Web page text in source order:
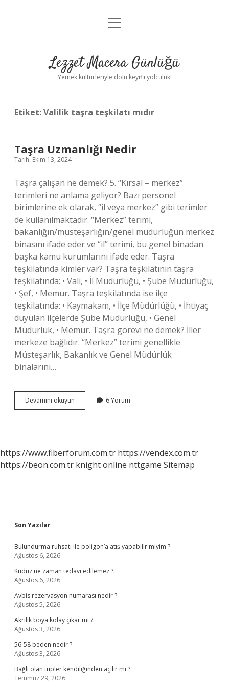
Anasayfa
Yasal Uyarı
menüyü
Lezzet Macera Günlüğü
Yemek kültürleriyle dolu keyifli yolculuk!
Etiket:Valilik taşra teşkilatı mıdır
Taşra Uzmanlığı Nedir
Tarih: Ekim 13, 2024
Taşra çalışan ne demek? 5. “Kırsal – merkez”
terimleri ne anlama geliyor? Bazı personel
birimlerine ek olarak, “il veya merkez” gibi terimler
de kullanılmaktadır. “Merkez” terimi,
bakanlığın/müsteşarlığın/genel müdürlüğün merkez
binasını ifade eder ve “il” terimi, bu genel binadan
başka kamu kurumlarını ifade eder. Taşra
teşkilatında kimler var? Taşra teşkilatının taşra
teşkilatında: • Vali, • İl Müdürlüğü, • Şube Müdürlüğü,
• Şef, • Memur. Taşra teşkilatında ise ilçe
teşkilatında: • Kaymakam, • İlçe Müdürlüğü, • İhtiyaç
duyulan ilçelerde Şube Müdürlüğü, • Genel
Müdürlük, • Memur. Taşra görevi ne demek? İller
merkeze bağlıdır. “Merkez” terimi genellikle
Müsteşarlık, Bakanlık ve Genel Müdürlük
binalarını…
Devamını okuyun
Uzmanlığı
6 Yorum
https://www.fiberforum.com.tr https://vendex.com.tr
https://beon.com.tr knight online nttgame Sitemap
Sidebar
Son Yazılar
Bulundurma ruhsatı ile poligon’a atış yapabilir miyim ?
Ağustos 6, 2026
Kuduz ne zaman tedavi edilemez ?
Ağustos 6, 2026
Avbis rezervasyon numarası nedir ?
Ağustos 5, 2026
Akrilik boya kolay çıkar mı ?
Ağustos 3, 2026
56-58 beden nedir ?
Ağustos 3, 2026
Bağlı olan tüpler kendiliğinden açılır mı ?
Temmuz 29, 2026